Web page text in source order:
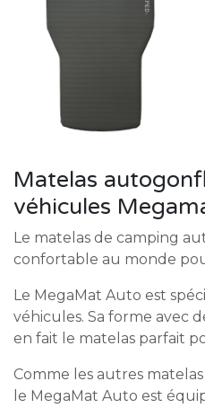
Matelas
véhicules
Le matelas de camping
confortable au monde
Le MegaMat Auto est
véhicules. Sa forme avec
en fait le matelas parfait
Comme les autres
le MegaMat Auto est